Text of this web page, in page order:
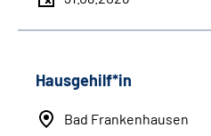
Hausgehilf*in
Bad Frankenhausen